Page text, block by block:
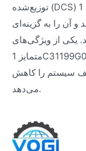
توزیع‌شده (DCS) آنها عمل می‌کند. طراحی 1C31199G03 پایداری
و آن را به گزینه‌ای
یکی از ویژگی‌های
متمایز 1C31199G03 قابلیت تشخیصی داخلی آن است که به
سیستم را کاهش
می‌دهد.